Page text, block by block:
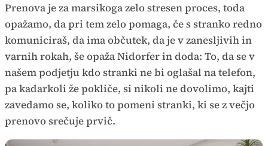
Prenova je za marsikoga zelo stresen proces, toda
opažamo, da pri tem zelo pomaga, če s stranko redno
komuniciraš, da ima občutek, da je v zanesljivih in
varnih rokah, še opaža Nidorfer in doda: To, da se v
našem podjetju kdo stranki ne bi oglašal na telefon,
pa kadarkoli že pokliče, si nikoli ne dovolimo, kajti
zavedamo se, koliko to pomeni stranki, ki se z večjo
prenovo srečuje prvič.